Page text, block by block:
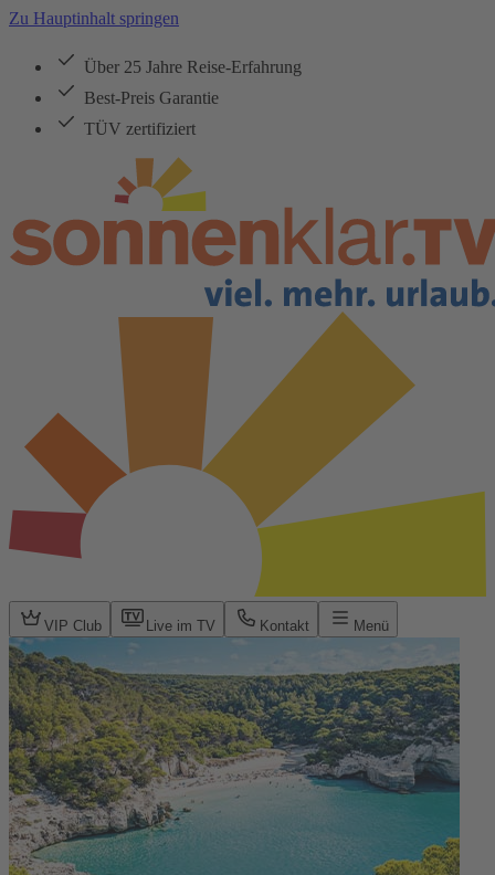
Zu Hauptinhalt springen
Über 25 Jahre Reise-Erfahrung
Best-Preis Garantie
TÜV zertifiziert
VIP Club Live im TV Kontakt Menü